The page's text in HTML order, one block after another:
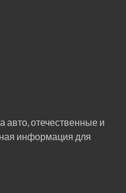
авто, отечественные и
информация для